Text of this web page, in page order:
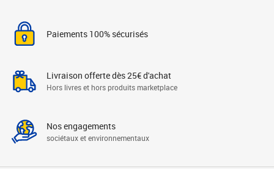
Paiements 100% sécurisés
Livraison offerte dès 25€ d'achat
Hors livres et hors produits marketplace
Nos engagements
sociétaux et environnementaux